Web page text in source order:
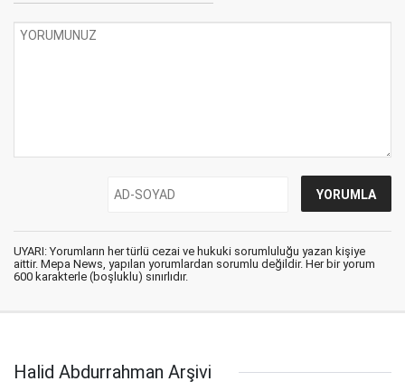
UYARI: Yorumların her türlü cezai ve hukuki sorumluluğu yazan kişiye
aittir. Mepa News, yapılan yorumlardan sorumlu değildir. Her bir yorum
600 karakterle (boşluklu) sınırlıdır.
Halid Abdurrahman Arşivi